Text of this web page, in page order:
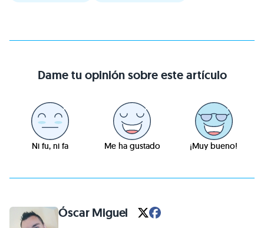
Dame tu opinión sobre este artículo
Ni fu, ni fa Me ha gustado ¡Muy bueno!
Óscar Miguel